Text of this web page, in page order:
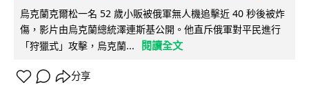
烏克蘭克爾松一名 52 歲小販被俄軍無人機追擊近 40 秒後被炸
傷，影片由烏克蘭總統澤連斯基公開。他直斥俄軍對平民進行
「狩獵式」攻擊，烏克蘭...
閱讀全文
分享